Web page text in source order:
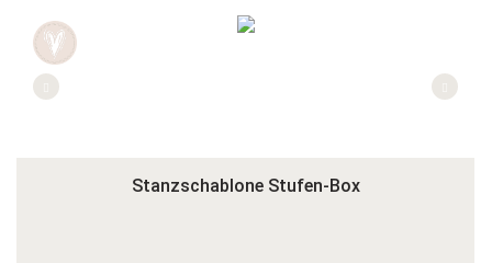
Stanzschablone Stufen-Box